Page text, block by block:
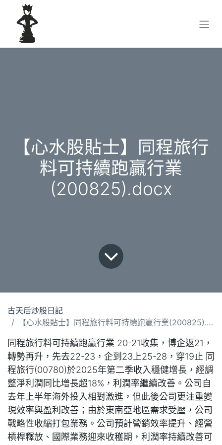
【心水股貼士】同程旅行
料可持續跑贏行業
(200825).docx
古天后炒股日記
【心水股貼士】同程旅行料可持續跑贏行業(200825).docx
同程旅行料可持續跑贏行業 20-21收集，博企返21，
轉勢再升，先去22-23，企到23上25-28，穿19止 同
程旅行(00780)於2025年第二季收入穩健增長，經調
整淨利潤同比增長超18%，利潤率繼續改善。公司自
去年上半年海外投入相對激進，但此後公司更注重變
現效率與盈利改善；由於東南亞地區需求受壓，公司
戰略性收縮打包業務。公司預計營銷效率提升、經營
槓桿釋放、國際業務迎來收穫期，利潤率持續改善可